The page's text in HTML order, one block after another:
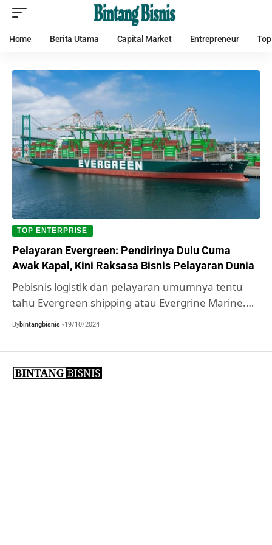
Home Berita Utama Capital Market Entrepreneur
TOP ENTERPRISE
Pelayaran Evergreen: Pendirinya Dulu Cuma
Awak Kapal, Kini Raksasa Bisnis Pelayaran Dunia
Pebisnis logistik dan pelayaran umumnya tentu
tahu Evergreen shipping atau Evergrine Marine.…
Bybintangbisnis 19/10/2024